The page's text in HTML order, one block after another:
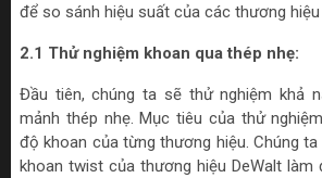
để so sánh hiệu suất của các thương hiệu
2.1 Thử nghiệm khoan qua thép nhẹ:
Đầu tiên, chúng ta sẽ thử nghiệm khả
mảnh thép nhẹ. Mục tiêu của thử
độ khoan của từng thương hiệu. Chúng
khoan twist của thương hiệu DeWalt làm